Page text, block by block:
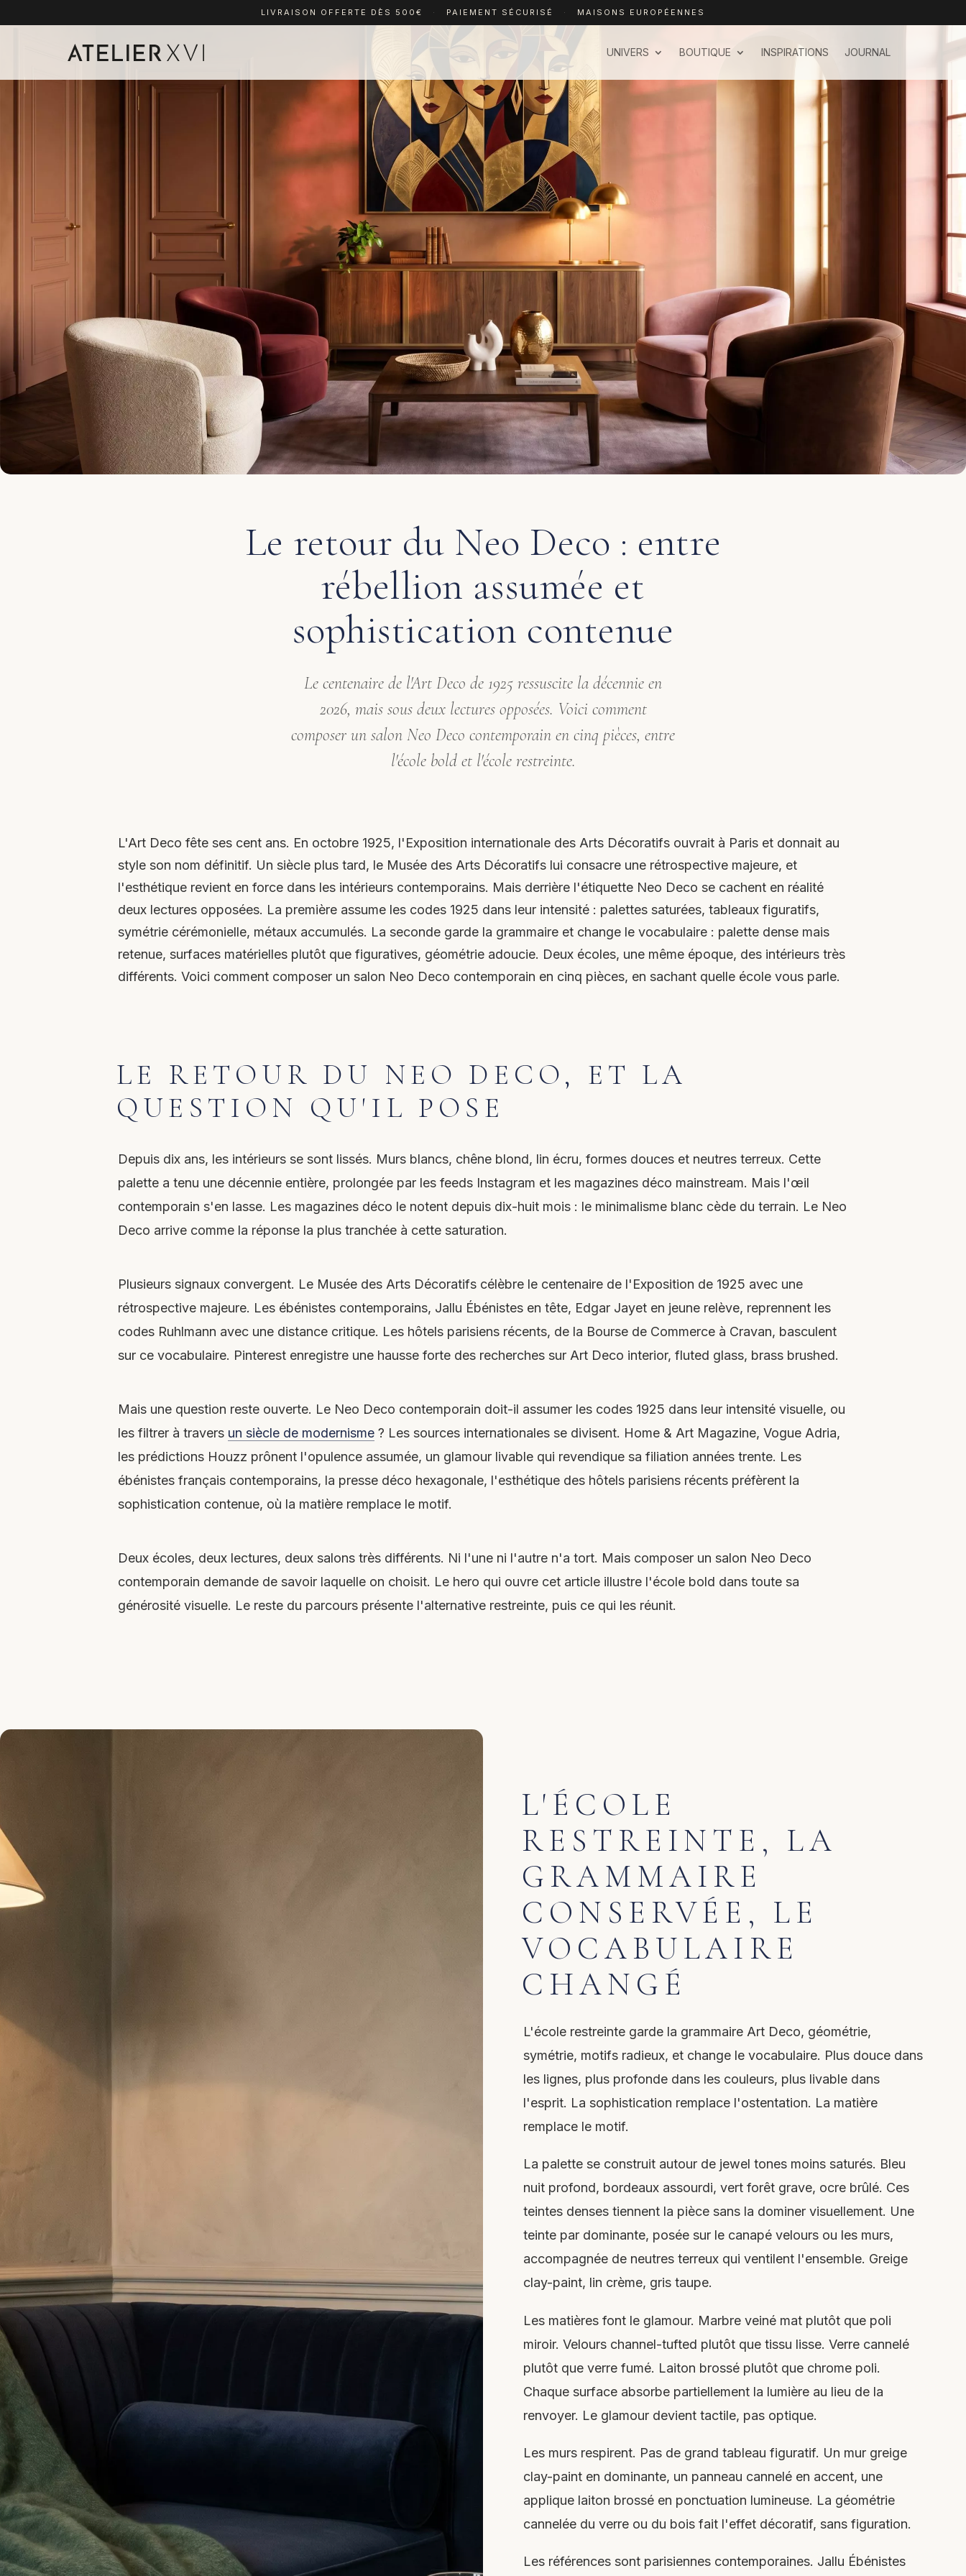
LIVRAISON OFFERTE DÈS 500€ · PAIEMENT SÉCURISÉ · MAISONS EUROPÉENNES
UNIVERS BOUTIQUE INSPIRATIONS JOURNAL
Le retour du Neo Deco : entre
rébellion assumée et
sophistication contenue
Le centenaire de l'Art Deco de 1925 ressuscite la décennie en
2026, mais sous deux lectures opposées. Voici comment
composer un salon Neo Deco contemporain en cinq pièces, entre
l'école bold et l'école restreinte.
L'Art Deco fête ses cent ans. En octobre 1925, l'Exposition internationale des Arts Décoratifs ouvrait à Paris et donnait au
style son nom définitif. Un siècle plus tard, le Musée des Arts Décoratifs lui consacre une rétrospective majeure, et
l'esthétique revient en force dans les intérieurs contemporains. Mais derrière l'étiquette Neo Deco se cachent en réalité
deux lectures opposées. La première assume les codes 1925 dans leur intensité : palettes saturées, tableaux figuratifs,
symétrie cérémonielle, métaux accumulés. La seconde garde la grammaire et change le vocabulaire : palette dense mais
retenue, surfaces matérielles plutôt que figuratives, géométrie adoucie. Deux écoles, une même époque, des intérieurs très
différents. Voici comment composer un salon Neo Deco contemporain en cinq pièces, en sachant quelle école vous parle.
LE RETOUR DU NEO DECO, ET LA
QUESTION QU'IL POSE
Depuis dix ans, les intérieurs se sont lissés. Murs blancs, chêne blond, lin écru, formes douces et neutres terreux. Cette
palette a tenu une décennie entière, prolongée par les feeds Instagram et les magazines déco mainstream. Mais l'œil
contemporain s'en lasse. Les magazines déco le notent depuis dix-huit mois : le minimalisme blanc cède du terrain. Le Neo
Deco arrive comme la réponse la plus tranchée à cette saturation.
Plusieurs signaux convergent. Le Musée des Arts Décoratifs célèbre le centenaire de l'Exposition de 1925 avec une
rétrospective majeure. Les ébénistes contemporains, Jallu Ébénistes en tête, Edgar Jayet en jeune relève, reprennent les
codes Ruhlmann avec une distance critique. Les hôtels parisiens récents, de la Bourse de Commerce à Cravan, basculent
sur ce vocabulaire. Pinterest enregistre une hausse forte des recherches sur Art Deco interior, fluted glass, brass brushed.
Mais une question reste ouverte. Le Neo Deco contemporain doit-il assumer les codes 1925 dans leur intensité visuelle, ou
les filtrer à travers un siècle de modernisme ? Les sources internationales se divisent. Home & Art Magazine, Vogue Adria,
les prédictions Houzz prônent l'opulence assumée, un glamour livable qui revendique sa filiation années trente. Les
ébénistes français contemporains, la presse déco hexagonale, l'esthétique des hôtels parisiens récents préfèrent la
sophistication contenue, où la matière remplace le motif.
Deux écoles, deux lectures, deux salons très différents. Ni l'une ni l'autre n'a tort. Mais composer un salon Neo Deco
contemporain demande de savoir laquelle on choisit. Le hero qui ouvre cet article illustre l'école bold dans toute sa
générosité visuelle. Le reste du parcours présente l'alternative restreinte, puis ce qui les réunit.
L'ÉCOLE
RESTREINTE, LA
GRAMMAIRE
CONSERVÉE, LE
VOCABULAIRE
CHANGÉ
L'école restreinte garde la grammaire Art Deco, géométrie,
symétrie, motifs radieux, et change le vocabulaire. Plus douce dans
les lignes, plus profonde dans les couleurs, plus livable dans
l'esprit. La sophistication remplace l'ostentation. La matière
remplace le motif.
La palette se construit autour de jewel tones moins saturés. Bleu
nuit profond, bordeaux assourdi, vert forêt grave, ocre brûlé. Ces
teintes denses tiennent la pièce sans la dominer visuellement. Une
teinte par dominante, posée sur le canapé velours ou les murs,
accompagnée de neutres terreux qui ventilent l'ensemble. Greige
clay-paint, lin crème, gris taupe.
Les matières font le glamour. Marbre veiné mat plutôt que poli
miroir. Velours channel-tufted plutôt que tissu lisse. Verre cannelé
plutôt que verre fumé. Laiton brossé plutôt que chrome poli.
Chaque surface absorbe partiellement la lumière au lieu de la
renvoyer. Le glamour devient tactile, pas optique.
Les murs respirent. Pas de grand tableau figuratif. Un mur greige
clay-paint en dominante, un panneau cannelé en accent, une
applique laiton brossé en ponctuation lumineuse. La géométrie
cannelée du verre ou du bois fait l'effet décoratif, sans figuration.
Les références sont parisiennes contemporaines. Jallu Ébénistes